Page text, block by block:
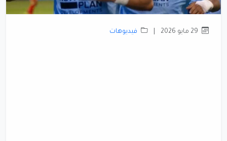
فيديوهات